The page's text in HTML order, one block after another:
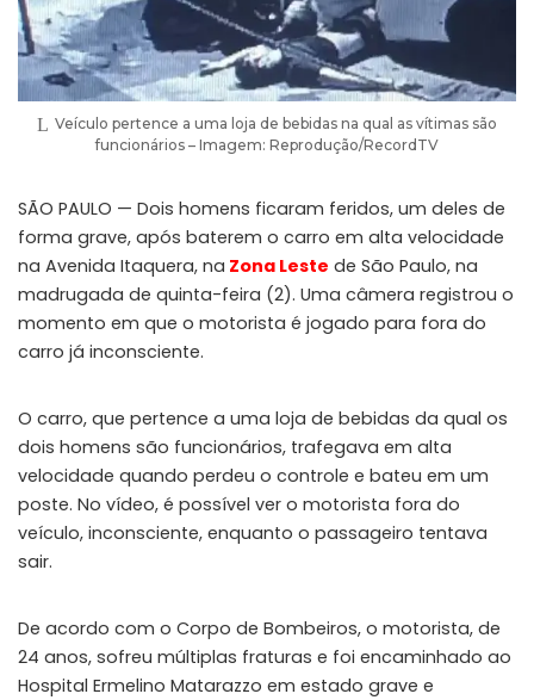
Veículo pertence a uma loja de bebidas na qual as vítimas são
funcionários – Imagem: Reprodução/RecordTV
SÃO PAULO — Dois homens ficaram feridos, um deles de
forma grave, após baterem o carro em alta velocidade
na Avenida Itaquera, na Zona Leste de São Paulo, na
madrugada de quinta-feira (2). Uma câmera registrou o
momento em que o motorista é jogado para fora do
carro já inconsciente.
O carro, que pertence a uma loja de bebidas da qual os
dois homens são funcionários, trafegava em alta
velocidade quando perdeu o controle e bateu em um
poste. No vídeo, é possível ver o motorista fora do
veículo, inconsciente, enquanto o passageiro tentava
sair.
De acordo com o Corpo de Bombeiros, o motorista, de
24 anos, sofreu múltiplas fraturas e foi encaminhado ao
Hospital Ermelino Matarazzo em estado grave e